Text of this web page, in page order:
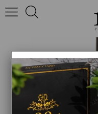
Yeni